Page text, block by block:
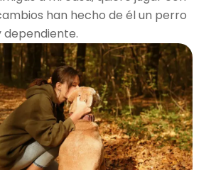
han hecho de él un perro
dependiente.